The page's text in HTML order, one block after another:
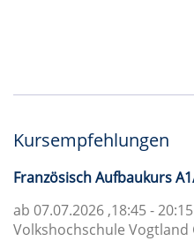
Kursempfehlungen
Französisch Aufbaukurs
ab 07.07.2026 ,18:45 -
Volkshochschule Vogtland